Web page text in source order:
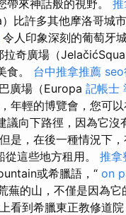
帶來神話般的視野。
比許多其他摩洛哥城
令人印象深刻的葡萄牙
拉奇廣場（
食。 台中推拿推薦
廣場（Europa 記帳士
年輕的博覽會，您可
議向下路徑，因為它
是，在後一種情況下
這些地方租用。 推拿
或希臘語，“ on
蕪的山，不僅是因為
看到希臘東正教修道